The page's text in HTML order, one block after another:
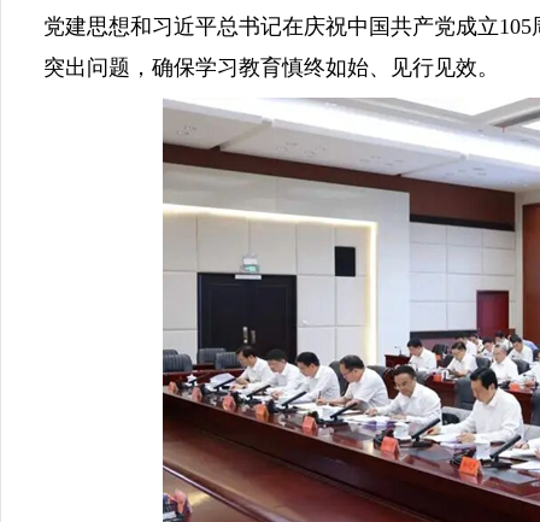
党建思想和习近平总书记在庆祝中国共产党成立
突出问题，确保学习教育慎终如始、见行见效。